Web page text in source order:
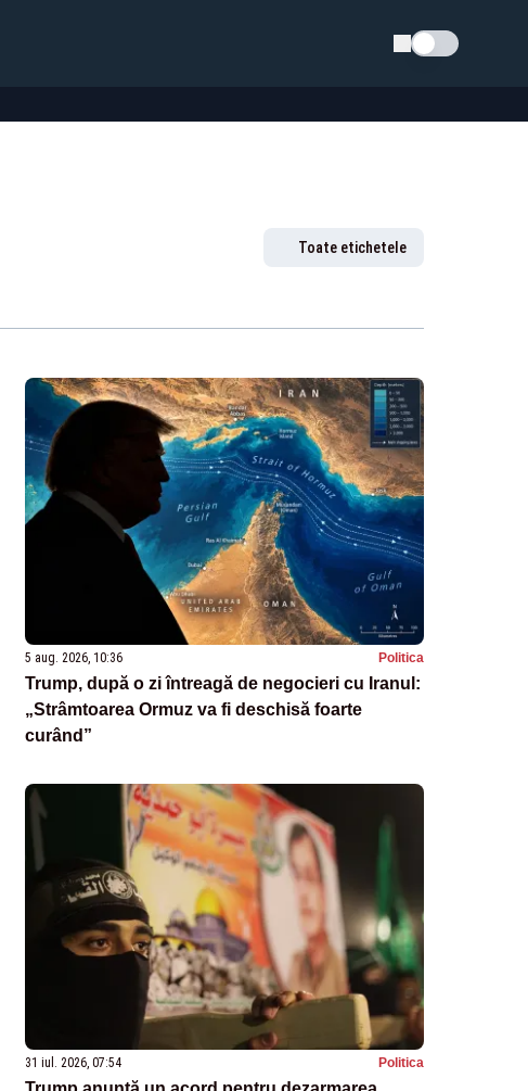
Schimba tema
Toate etichetele
5 aug. 2026, 10:36 Politica
Trump, după o zi întreagă de negocieri cu Iranul:
„Strâmtoarea Ormuz va fi deschisă foarte
curând”
31 iul. 2026, 07:54 Politica